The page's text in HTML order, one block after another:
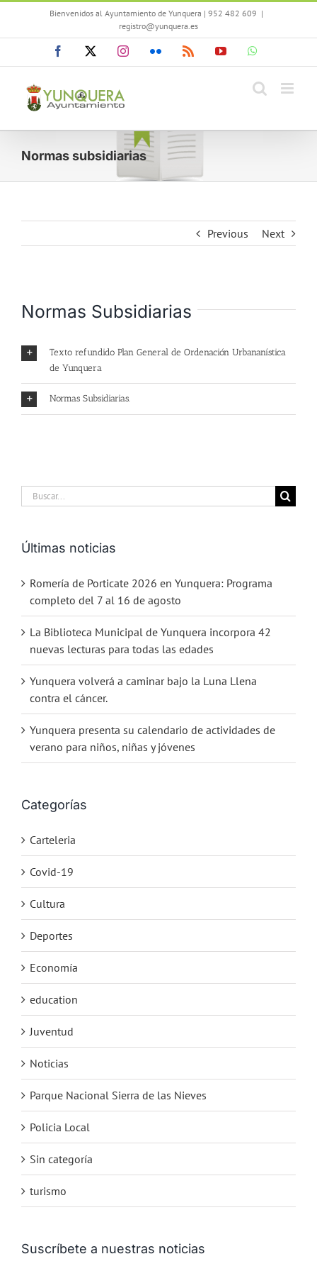
contenido
Bienvenidos al Ayuntamiento de Yunquera | 952 482 609 |
registro@yunquera.es
Facebook InstagramFlickr Rss YouTube
Normas subsidiarias
Previous Next
Normas Subsidiarias
Texto refundido Plan General de Ordenación Urbananística
de Yunquera
Normas Subsidiarias.
Buscar:
Últimas noticias
Romería de Porticate 2026 en Yunquera: Programa
completo del 7 al 16 de agosto
La Biblioteca Municipal de Yunquera incorpora 42
nuevas lecturas para todas las edades
Yunquera volverá a caminar bajo la Luna Llena
contra el cáncer.
Yunquera presenta su calendario de actividades de
verano para niños, niñas y jóvenes
Categorías
Carteleria
Covid-19
Cultura
Deportes
Economía
education
Juventud
Noticias
Parque Nacional Sierra de las Nieves
Policia Local
Sin categoría
turismo
Suscríbete a nuestras noticias